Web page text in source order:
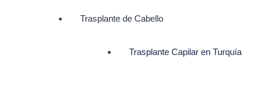
Trasplante de Cabello
Trasplante Capilar en Turquía